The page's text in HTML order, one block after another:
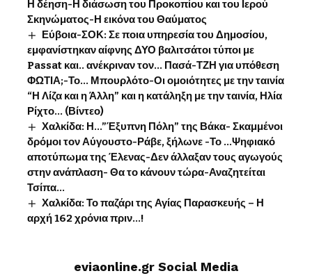
Η δέηση-Η διάσωση του Προκοπίου και του Ιερού
Σκηνώματος-Η εικόνα του Θαύματος
Εύβοια-ΣΟΚ: Σε ποια υπηρεσία του Δημοσίου,
εμφανίστηκαν αίφνης ΔΥΟ βαλιτσάτοι τύποι με
Passat και.. ανέκριναν τον… Πασά-ΤΖΗ για υπόθεση
ΦΩΤΙΑ;-Το… Μπουρλότο-Οι ομοιότητες με την ταινία
“Η Λίζα και η Άλλη” και η κατάληξη με την ταινία, Ηλία
Ρίχτο… (Βίντεο)
Χαλκίδα: Η…”Έξυπνη Πόλη” της Βάκα- Σκαμμένοι
δρόμοι τον Αύγουστο-Ράβε, ξήλωνε -Το …Ψηφιακό
αποτύπωμα της Έλενας-Δεν άλλαξαν τους αγωγούς
στην ανάπλαση- Θα το κάνουν τώρα-Αναζητείται
Τσίπα…
Χαλκίδα: Το παζάρι της Αγίας Παρασκευής – Η
αρχή 162 χρόνια πριν…!
eviaonline.gr Social Media